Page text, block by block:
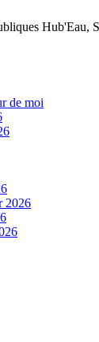
Hub'Eau,
de moi
2026